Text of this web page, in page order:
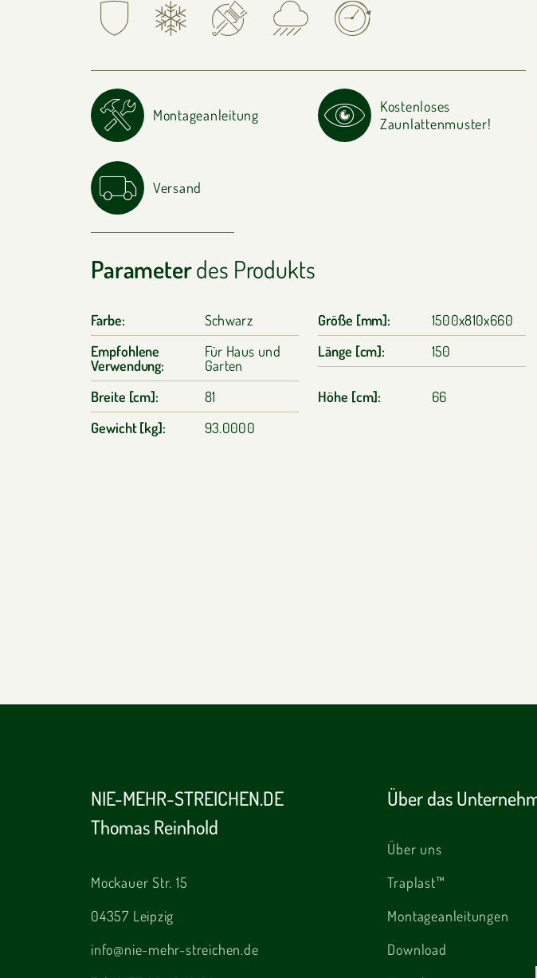
Montageanleitung
Kostenloses
Zaunlattenmuster!
Versand
Parameterdes Produkts
Farbe: Schwarz Größe [mm]:
1500x810x660
Empfohlene
Verwendung:
Für Haus und
Garten
Länge [cm]: 150
Breite [cm]: 81 Höhe [cm]:
66
Gewicht [kg]:
93.0000
NIE-MEHR-STREICHEN.DE
Thomas Reinhold
Mockauer Str. 15
04357 Leipzig
info@nie-mehr-streichen.de
Über das
Über uns
Traplast™
Montageanleitungen
Download